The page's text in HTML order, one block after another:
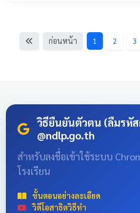
#003366 0%, #004080 100%); border-bottom: 5px solid
top: 10px; } .news-card-single::after { content: "🏆";
position: absolute; font-size: 8rem; bottom: -20px; right:
center; font-family: 'Sarabun', sans-serif; padding: 20px;
max-width: 800px; margin: 0 auto; } 📌 ข่าวประชาสัมพันธ์
แข่งขันและดูรายละเอียดเพิ่มเติม การแข่งขันศิลปหัตถกรรม
นักเรียนครั้งที่ 73 โซนอุบลเหนือ จังหวัดอุ
ก่อนหน้า 1 2 3
วิธียืนยันตัวตน (ลืมรหั
@ndlp.go.th
สำหรับลงชื่อเข้าใช้ระบบ
โรงเรียน
ขั้นตอนอย่างละเอียด
วิดีโอสาธิตวิธีทำ